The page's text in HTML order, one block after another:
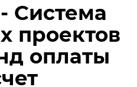
Система
проектов
оплаты